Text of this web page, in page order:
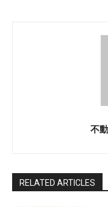
不
RELATED ARTICLES